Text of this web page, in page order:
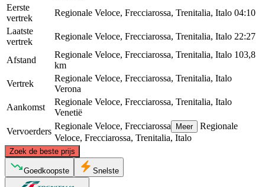
Eerste
vertrek
Regionale Veloce, Frecciarossa, Trenitalia, Italo 04:10
Laatste
vertrek
Regionale Veloce, Frecciarossa, Trenitalia, Italo 22:27
Afstand
Regionale Veloce, Frecciarossa, Trenitalia, Italo 103,8
km
Vertrek
Regionale Veloce, Frecciarossa, Trenitalia, Italo
Verona
Aankomst
Regionale Veloce, Frecciarossa, Trenitalia, Italo
Venetië
Vervoerders
Regionale Veloce, Frecciarossa Meer
Regionale
Veloce, Frecciarossa, Trenitalia, Italo
Zoek de beste prijs
©CARTO, ©OpenStreetMap
Goedkoopste Snelste